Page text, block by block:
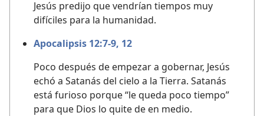
Jesús predijo que vendrían tiempos muy
difíciles para la humanidad.
Apocalipsis 12:7-9, 12
Poco después de empezar a gobernar, Jesús
echó a Satanás del cielo a la Tierra. Satanás
está furioso porque “le queda poco tiempo”
para que Dios lo quite de en medio.